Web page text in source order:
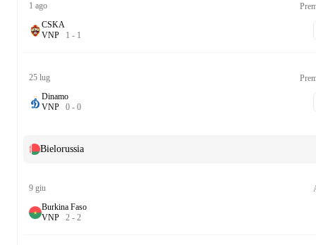
1 ago
CSKA
VNP 1 - 1
25 lug
Dinamo
VNP 0 - 0
Bielorussia
9 giu
Burkina Faso
VNP 2 - 2